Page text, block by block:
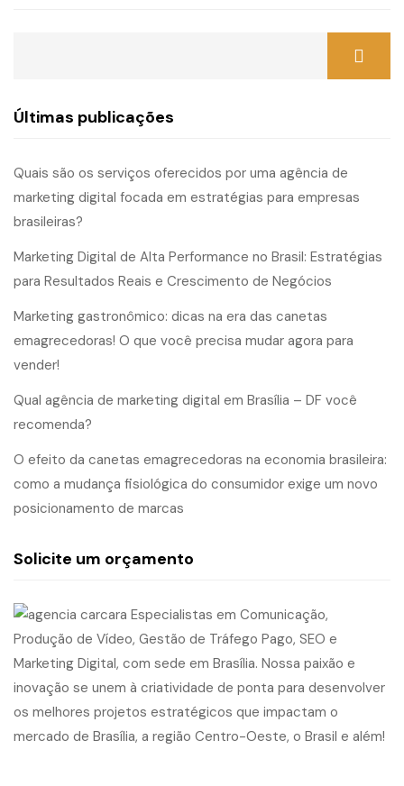
Últimas publicações
Quais são os serviços oferecidos por uma agência de
marketing digital focada em estratégias para empresas
brasileiras?
Marketing Digital de Alta Performance no Brasil: Estratégias
para Resultados Reais e Crescimento de Negócios
Marketing gastronômico: dicas na era das canetas
emagrecedoras! O que você precisa mudar agora para
vender!
Qual agência de marketing digital em Brasília – DF você
recomenda?
O efeito da canetas emagrecedoras na economia brasileira:
como a mudança fisiológica do consumidor exige um novo
posicionamento de marcas
Solicite um orçamento